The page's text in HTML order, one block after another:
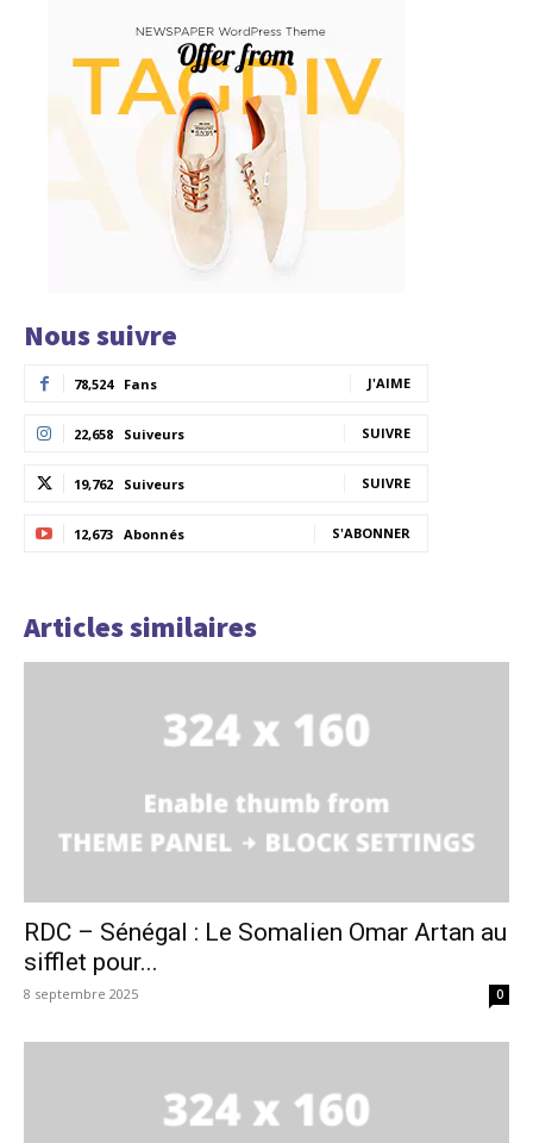
Nous suivre
78,524 Fans J'AIME
22,658 Suiveurs SUIVRE
19,762 Suiveurs SUIVRE
12,673 Abonnés S'ABONNER
Articles similaires
RDC – Sénégal : Le Somalien Omar Artan au
sifflet pour...
8 septembre 2025 0